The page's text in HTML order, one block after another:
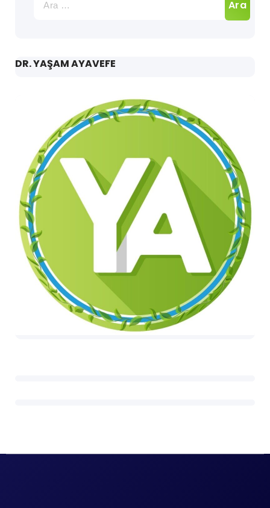
DR. YAŞAM AYAVEFE